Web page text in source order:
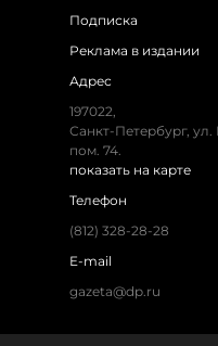
Подписка
Реклама в издании
Адрес
197022,
Санкт-Петербург,
пом. 74.
показать на карте
Телефон
(812) 328-28-28
E-mail
gazeta@dp.ru